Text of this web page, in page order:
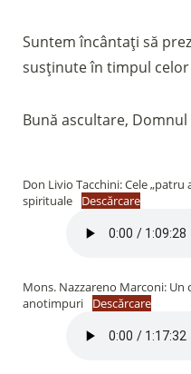
Suntem încântați să
susținute în timpul celor
Bună ascultare, Domnul
Don Livio Tacchini: Cele „patru
spirituale
Descărcare
Mons. Nazzareno Marconi: Un
anotimpuri
Descărcare
Fai una donazione
(clicca per copiare)